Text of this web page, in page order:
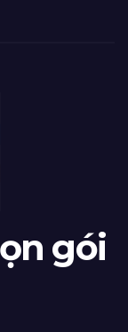
gói